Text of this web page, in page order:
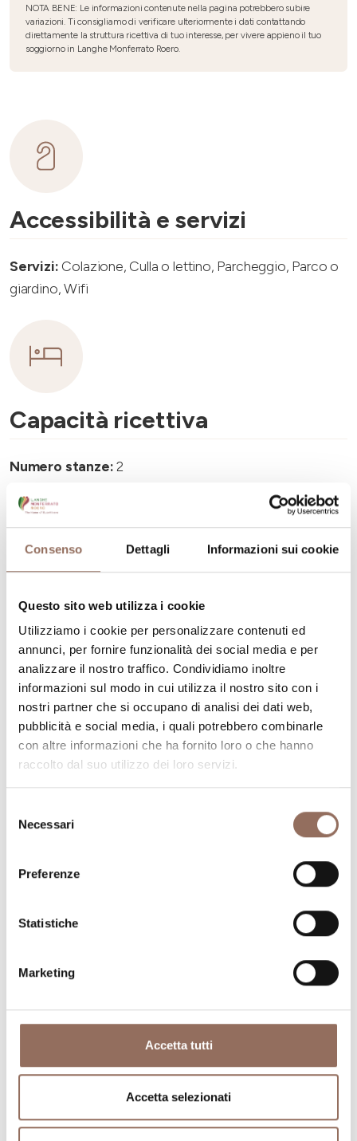
Consenso Dettagli Informazioni sui cookie
Questo sito web utilizza i cookie
Utilizziamo i cookie per personalizzare contenuti ed
annunci, per fornire funzionalità dei social media e per
analizzare il nostro traffico. Condividiamo inoltre
informazioni sul modo in cui utilizza il nostro sito con i
nostri partner che si occupano di analisi dei dati web,
pubblicità e social media, i quali potrebbero combinarle
con altre informazioni che ha fornito loro o che hanno
raccolto dal suo utilizzo dei loro servizi.
delNecessari
Preferenze
Statistiche
Marketing
Accetta tutti
Accetta selezionati
NOTA BENE: Le informazioni contenute nella pagina potrebbero subire
variazioni. Ti consigliamo di verificare ulteriormente i dati contattando
direttamente la struttura ricettiva di tuo interesse, per vivere appieno il tuo
soggiorno in Langhe Monferrato Roero.
Accessibilità e servizi
Servizi: Colazione, Culla o lettino, Parcheggio, Parco o
giardino, Wifi
Capacità ricettiva
Numero stanze:2
Numero di bagni:
Numero letti:
La tua vacanza
Pianifica dove dormire, dove mangiare, cosa fare e
visitare in ogni angolo di Langhe Monferrato Roero, con
un occhio al meteo in tempo reale
Dove mangiare
Incoming